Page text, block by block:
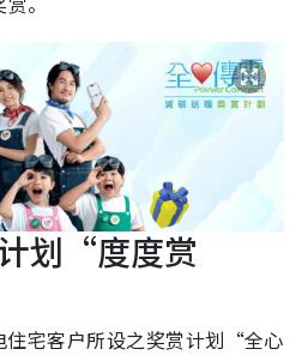
划“度度赏
住宅客户所设之奖赏计划“全心